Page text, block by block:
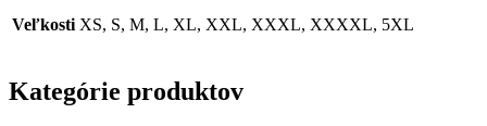
Veľkosti XS, S, M, L, XL, XXL, XXXL, XXXXL, 5XL
Kategórie produktov